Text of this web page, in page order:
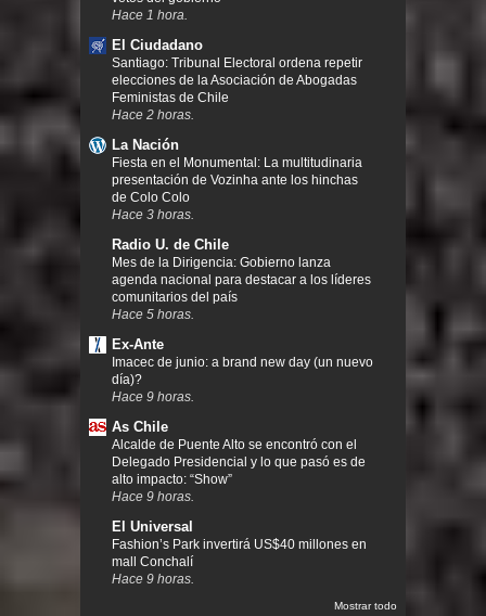
Hace 1 hora.
El Ciudadano
Santiago: Tribunal Electoral ordena repetir
elecciones de la Asociación de Abogadas
Feministas de Chile
Hace 2 horas.
La Nación
Fiesta en el Monumental: La multitudinaria
presentación de Vozinha ante los hinchas
de Colo Colo
Hace 3 horas.
Radio U. de Chile
Mes de la Dirigencia: Gobierno lanza
agenda nacional para destacar a los líderes
comunitarios del país
Hace 5 horas.
Ex-Ante
Imacec de junio: a brand new day (un nuevo
día)?
Hace 9 horas.
As Chile
Alcalde de Puente Alto se encontró con el
Delegado Presidencial y lo que pasó es de
alto impacto: “Show”
Hace 9 horas.
El Universal
Fashion’s Park invertirá US$40 millones en
mall Conchalí
Hace 9 horas.
Mostrar todo